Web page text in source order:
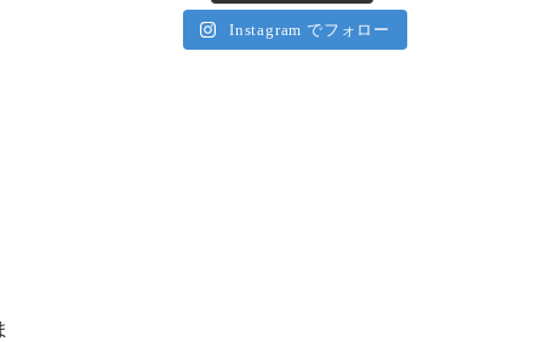
Instagram でフォロー